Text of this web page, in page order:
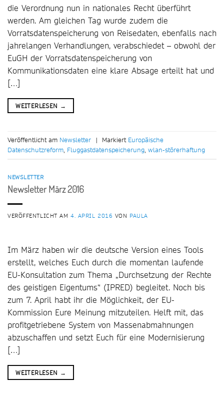
die Verordnung nun in nationales Recht überführt
werden. Am gleichen Tag wurde zudem die
Vorratsdatenspeicherung von Reisedaten, ebenfalls nach
jahrelangen Verhandlungen, verabschiedet – obwohl der
EuGH der Vorratsdatenspeicherung von
Kommunikationsdaten eine klare Absage erteilt hat und
[…]
WEITERLESEN →
Veröffentlicht am Newsletter | Markiert Europäische
Datenschutzreform, Fluggastdatenspeicherung, wlan-störerhaftung
NEWSLETTER
Newsletter März 2016
VERÖFFENTLICHT AM4. APRIL 2016 VON PAULA
Im März haben wir die deutsche Version eines Tools
erstellt, welches Euch durch die momentan laufende
EU-Konsultation zum Thema „Durchsetzung der Rechte
des geistigen Eigentums“ (IPRED) begleitet. Noch bis
zum 7. April habt ihr die Möglichkeit, der EU-
Kommission Eure Meinung mitzuteilen. Helft mit, das
profitgetriebene System von Massenabmahnungen
abzuschaffen und setzt Euch für eine Modernisierung
[…]
WEITERLESEN →